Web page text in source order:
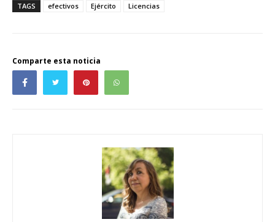
TAGS
efectivos Ejército Licencias
Comparte esta noticia